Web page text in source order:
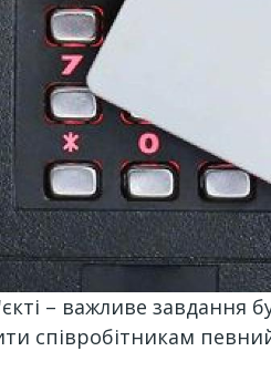
– важливе
співробітникам